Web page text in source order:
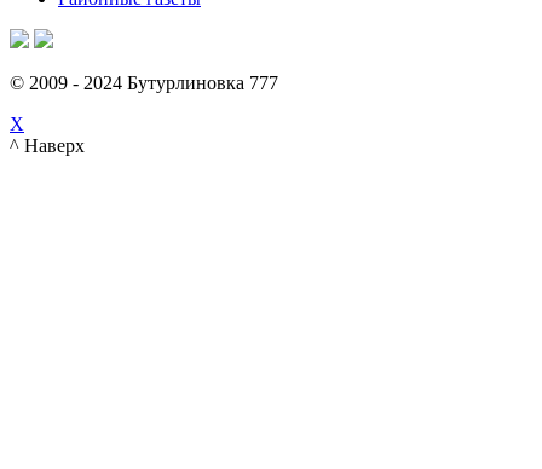
© 2009 - 2024 Бутурлиновка 777
X
^ Наверх